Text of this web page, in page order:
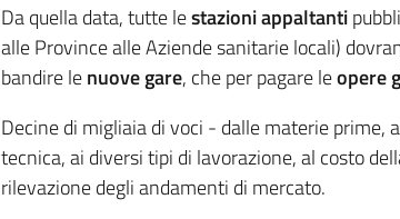
Da quella data, tutte lestazioni appaltanti
alle Province alle Aziende sanitarie locali)
bandire lenuove gare, che per pagare leopere
Decine di migliaia di voci - dalle materie prime,
tecnica, ai diversi tipi di lavorazione, al costo
rilevazione degli andamenti di mercato.